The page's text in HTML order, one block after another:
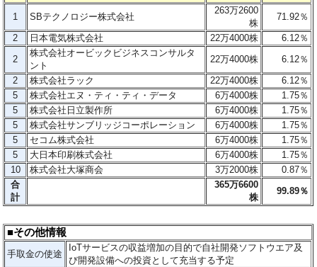
1
SBテクノロジー株式会社
263万2600
株
71.92％
2
日本電気株式会社 22万4000株
6.12％
2
株式会社オービックビジネスコンサルタ
ント
22万4000株
6.12％
2
株式会社ラック 22万4000株
6.12％
5
株式会社エヌ・ティ・ティ・データ 6万4000株 1.75％
5
株式会社日立製作所 6万4000株
1.75％
5
株式会社サンブリッジコーポレーション 6万4000株
1.75％
5
セコム株式会社 6万4000株
1.75％
5
大日本印刷株式会社 6万4000株
1.75％
10
株式会社大塚商会 3万2000株
0.87％
合
計
365万6600
株
99.89％
■その他情報
手取金の使途
IoTサービスの収益増加の目的で自社開発ソフトウエア及
び開発設備への投資として充当する予定